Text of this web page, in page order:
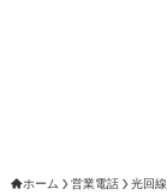
ホーム 営業電話 光回線